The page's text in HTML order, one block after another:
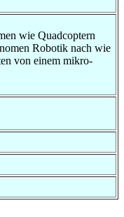
wie Quadcoptern
Robotik nach wie
von einem mikro-